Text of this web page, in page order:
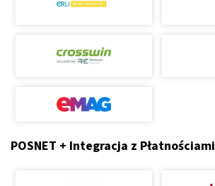
POSNET + Integracja z Płatnościami